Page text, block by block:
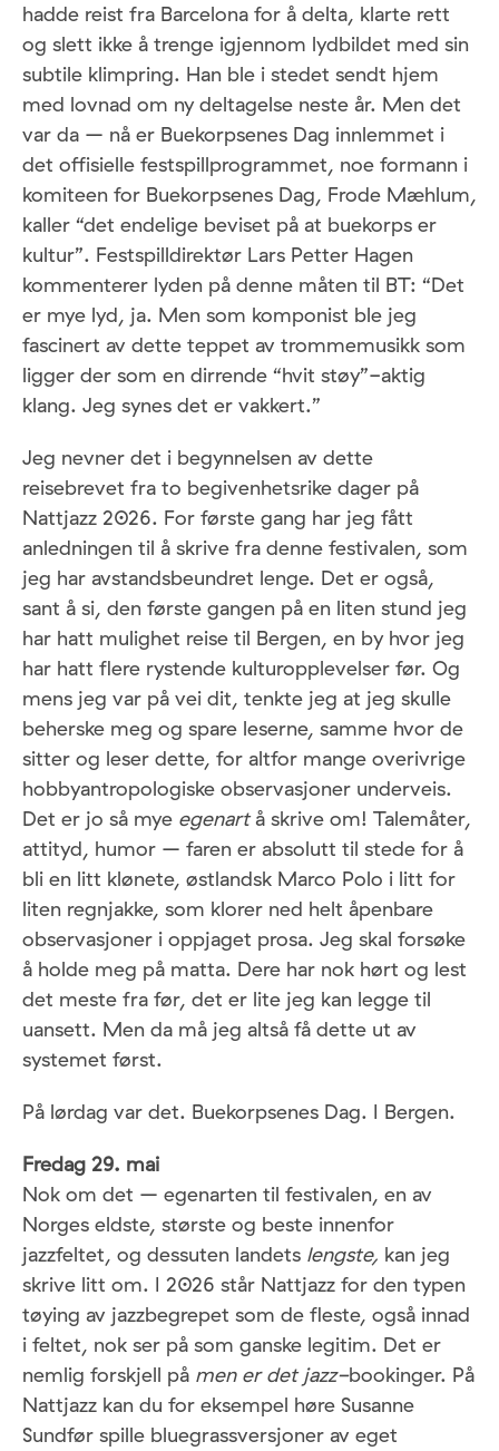
hadde reist fra Barcelona for å delta, klarte rett
og slett ikke å trenge igjennom lydbildet med sin
subtile klimpring. Han ble i stedet sendt hjem
med lovnad om ny deltagelse neste år. Men det
var da – nå er Buekorpsenes Dag innlemmet i
det offisielle festspillprogrammet, noe formann i
komiteen for Buekorpsenes Dag, Frode Mæhlum,
kaller “det endelige beviset på at buekorps er
kultur”. Festspilldirektør Lars Petter Hagen
kommenterer lyden på denne måten til BT: “Det
er mye lyd, ja. Men som komponist ble jeg
fascinert av dette teppet av trommemusikk som
ligger der som en dirrende “hvit støy”-aktig
klang. Jeg synes det er vakkert.”
Jeg nevner det i begynnelsen av dette
reisebrevet fra to begivenhetsrike dager på
Nattjazz 2026. For første gang har jeg fått
anledningen til å skrive fra denne festivalen, som
jeg har avstandsbeundret lenge. Det er også,
sant å si, den første gangen på en liten stund jeg
har hatt mulighet reise til Bergen, en by hvor jeg
har hatt flere rystende kulturopplevelser før. Og
mens jeg var på vei dit, tenkte jeg at jeg skulle
beherske meg og spare leserne, samme hvor de
sitter og leser dette, for altfor mange overivrige
hobbyantropologiske observasjoner underveis.
Det er jo så mye egenartå skrive om! Talemåter,
attityd, humor – faren er absolutt til stede for å
bli en litt klønete, østlandsk Marco Polo i litt for
liten regnjakke, som klorer ned helt åpenbare
observasjoner i oppjaget prosa. Jeg skal forsøke
å holde meg på matta. Dere har nok hørt og lest
det meste fra før, det er lite jeg kan legge til
uansett. Men da må jeg altså få dette ut av
systemet først.
På lørdag var det. Buekorpsenes Dag. I Bergen.
Fredag 29. mai
Nok om det – egenarten til festivalen, en av
Norges eldste, største og beste innenfor
jazzfeltet, og dessuten landets lengste, kan jeg
skrive litt om. I 2026 står Nattjazz for den typen
tøying av jazzbegrepet som de fleste, også innad
i feltet, nok ser på som ganske legitim. Det er
nemlig forskjell på men er det jazz-bookinger. På
Nattjazz kan du for eksempel høre Susanne
Sundfør spille bluegrassversjoner av eget